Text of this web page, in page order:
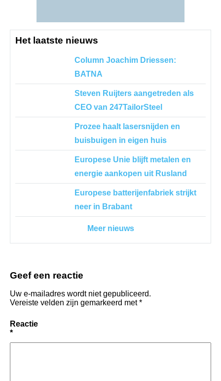
Het laatste nieuws
Column Joachim Driessen:
BATNA
Steven Ruijters aangetreden als
CEO van 247TailorSteel
Prozee haalt lasersnijden en
buisbuigen in eigen huis
Europese Unie blijft metalen en
energie aankopen uit Rusland
Europese batterijenfabriek strijkt
neer in Brabant
Meer nieuws
Geef een reactie
Uw e-mailadres wordt niet gepubliceerd.
Vereiste velden zijn gemarkeerd met*
Reactie
*